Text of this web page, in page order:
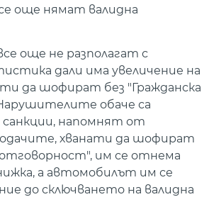
още нямат валидна
още не разполагат с
дали има увеличение на
да шофират без "Гражданска
обаче са
напомнят от
хванати да шофират
отговорност", им се отнема
а автомобилът им се
до сключването на валидна